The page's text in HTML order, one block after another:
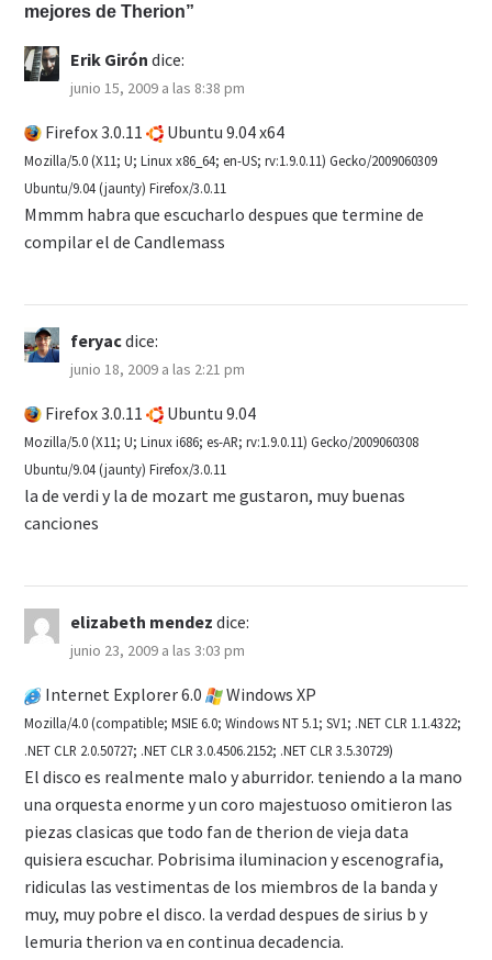
mejores de Therion”
Erik Girón dice:
junio 15, 2009 a las 8:38 pm
Firefox 3.0.11 Ubuntu 9.04 x64
Mozilla/5.0 (X11; U; Linux x86_64; en-US; rv:1.9.0.11) Gecko/2009060309
Ubuntu/9.04 (jaunty) Firefox/3.0.11
Mmmm habra que escucharlo despues que termine de
compilar el de Candlemass
feryacdice:
junio 18, 2009 a las 2:21 pm
Firefox 3.0.11 Ubuntu 9.04
Mozilla/5.0 (X11; U; Linux i686; es-AR; rv:1.9.0.11) Gecko/2009060308
Ubuntu/9.04 (jaunty) Firefox/3.0.11
la de verdi y la de mozart me gustaron, muy buenas
canciones
elizabeth mendez dice:
junio 23, 2009 a las 3:03 pm
Internet Explorer 6.0 Windows XP
Mozilla/4.0 (compatible; MSIE 6.0; Windows NT 5.1; SV1; .NET CLR 1.1.4322;
.NET CLR 2.0.50727; .NET CLR 3.0.4506.2152; .NET CLR 3.5.30729)
El disco es realmente malo y aburridor. teniendo a la mano
una orquesta enorme y un coro majestuoso omitieron las
piezas clasicas que todo fan de therion de vieja data
quisiera escuchar. Pobrisima iluminacion y escenografia,
ridiculas las vestimentas de los miembros de la banda y
muy, muy pobre el disco. la verdad despues de sirius b y
lemuria therion va en continua decadencia.